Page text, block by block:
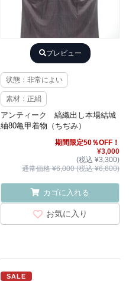
プレビュー
状態：非常によい
素材：正絹
アンティーク 縞織出し本場結城
紬80亀甲着物（ちぢみ）
期間限定50％OFF！
¥3,000
(税込 ¥3,300)
通常価格 ¥6,000 (税込 ¥6,600)
カゴに入れる
お気に入り
SALE